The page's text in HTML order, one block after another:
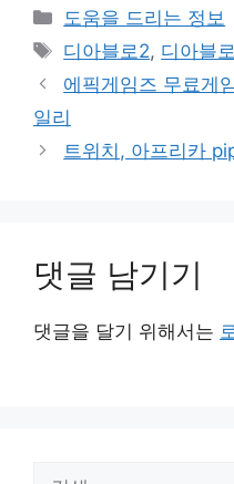
카
테
고
리
도움을 드리는 정보
태
그
디아블로2, 디아블
에픽게임즈 무료게
일리
트위치, 아프리카
댓글 남기기
댓글을 달기 위해서는